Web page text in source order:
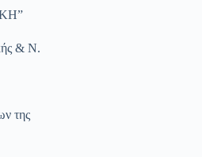
& Ν.
της